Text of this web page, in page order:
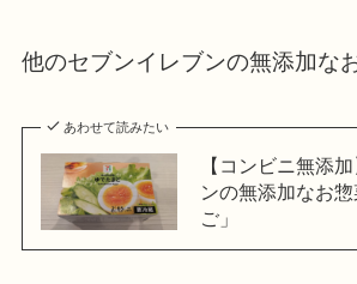
他のセブンイレブンの無添加な
あわせて読みたい
【コンビニ無添
ンの無添加なお
ご」